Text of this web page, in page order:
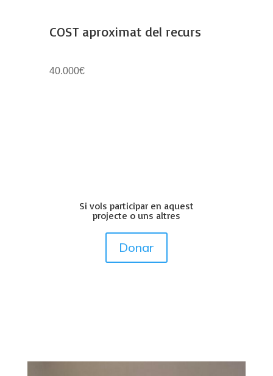
COST aproximat del recurs
40.000€
Si vols participar en aquest
projecte o uns altres
Donar